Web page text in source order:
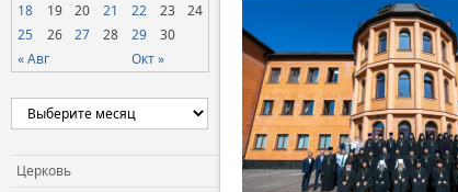
Расколы, ереси, секты
СОЦИАЛЬНОЕ
СЛУЖЕНИЕ
Церковь и власть
Церковь и общество
Церковь и СМИ
« Авг Окт »
18
19 20 21 22 23
24
25
26 27 28 29 30
Церковь